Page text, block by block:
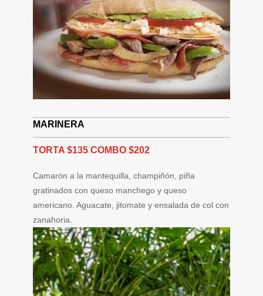
MARINERA
TORTA $135 COMBO $202
Camarón a la mantequilla, champiñón, piña
gratinados con queso manchego y queso
americano. Aguacate, jitomate y ensalada de col con
zanahoria.